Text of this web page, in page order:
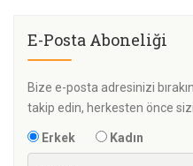
E-Posta Aboneliği
Bize e-posta adresinizi
takip edin, herkesten önce
Erkek Kadın